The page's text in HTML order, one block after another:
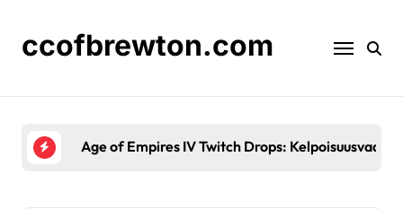
contentccofbrewton.com
Age of Empires IV Twitch Drops: